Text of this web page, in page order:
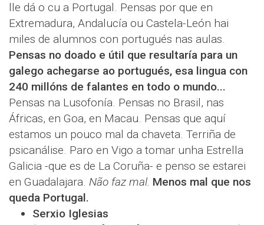
lle dá o cu a Portugal. Pensas por que en
Extremadura, Andalucía ou Castela-León hai
miles de alumnos con portugués nas aulas.
Pensas no doado e útil que resultaría para un
galego achegarse ao portugués, esa lingua con
240 millóns de falantes en todo o mundo...
Pensas na Lusofonía. Pensas no Brasil, nas
Áfricas, en Goa, en Macau. Pensas que aquí
estamos un pouco mal da chaveta. Terriña de
psicanálise. Paro en Vigo a tomar unha Estrella
Galicia -que es de La Coruña- e penso se estarei
en Guadalajara. Não faz mal. Menos mal que nos
queda Portugal.
Serxio Iglesias